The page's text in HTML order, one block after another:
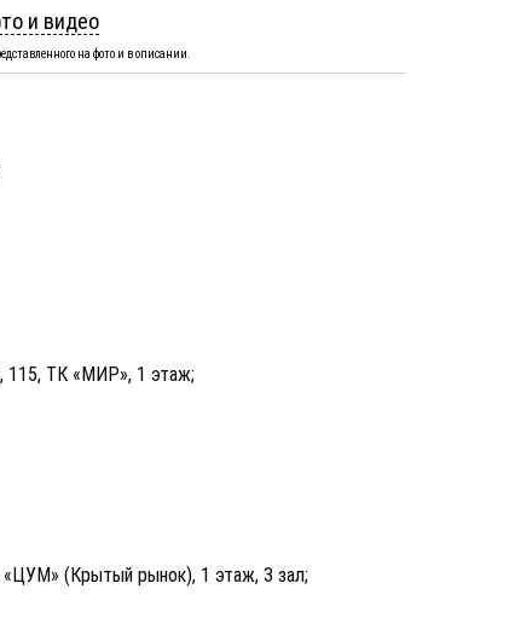
и видео
на фото и в описании.
115, ТК «МИР», 1 этаж;
«ЦУМ» (Крытый рынок), 1 этаж, 3 зал;